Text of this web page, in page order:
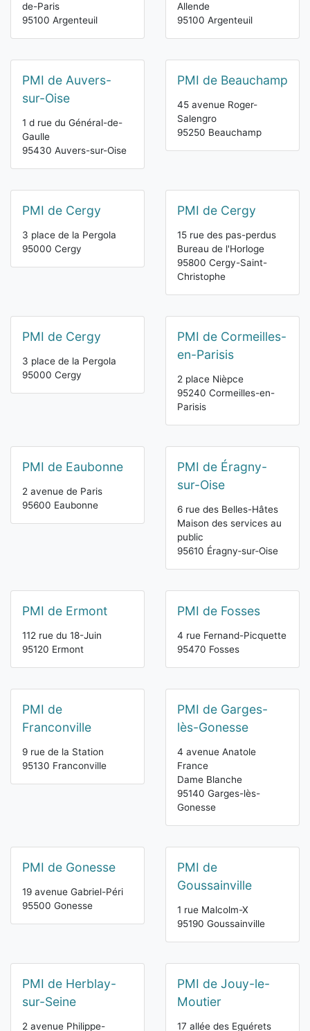
de-Paris
95100 Argenteuil
Allende
95100 Argenteuil
PMI de Auvers-
sur-Oise
1 d rue du Général-de-
Gaulle
95430 Auvers-sur-Oise
PMI de Beauchamp
45 avenue Roger-
Salengro
95250 Beauchamp
PMI de Cergy
3 place de la Pergola
95000 Cergy
PMI de Cergy
15 rue des pas-perdus
Bureau de l'Horloge
95800 Cergy-Saint-
Christophe
PMI de Cergy
3 place de la Pergola
95000 Cergy
PMI de Cormeilles-
en-Parisis
2 place Nièpce
95240 Cormeilles-en-
Parisis
PMI de Eaubonne
2 avenue de Paris
95600 Eaubonne
PMI de Éragny-
sur-Oise
6 rue des Belles-Hâtes
Maison des services au
public
95610 Éragny‑sur‑Oise
PMI de Ermont
112 rue du 18-Juin
95120 Ermont
PMI de Fosses
4 rue Fernand-Picquette
95470 Fosses
PMI de
Franconville
9 rue de la Station
95130 Franconville
PMI de Garges-
lès-Gonesse
4 avenue Anatole
France
Dame Blanche
95140 Garges-lès-
Gonesse
PMI de Gonesse
19 avenue Gabriel-Péri
95500 Gonesse
PMI de
Goussainville
1 rue Malcolm-X
95190 Goussainville
PMI de Herblay-
sur-Seine
2 avenue Philippe-
PMI de Jouy-le-
Moutier
17 allée des Eguérets